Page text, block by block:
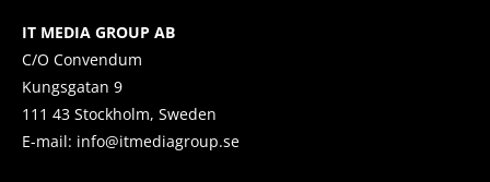
IT MEDIA GROUP AB
C/O Convendum
Kungsgatan 9
111 43 Stockholm, Sweden
E-mail: info@itmediagroup.se